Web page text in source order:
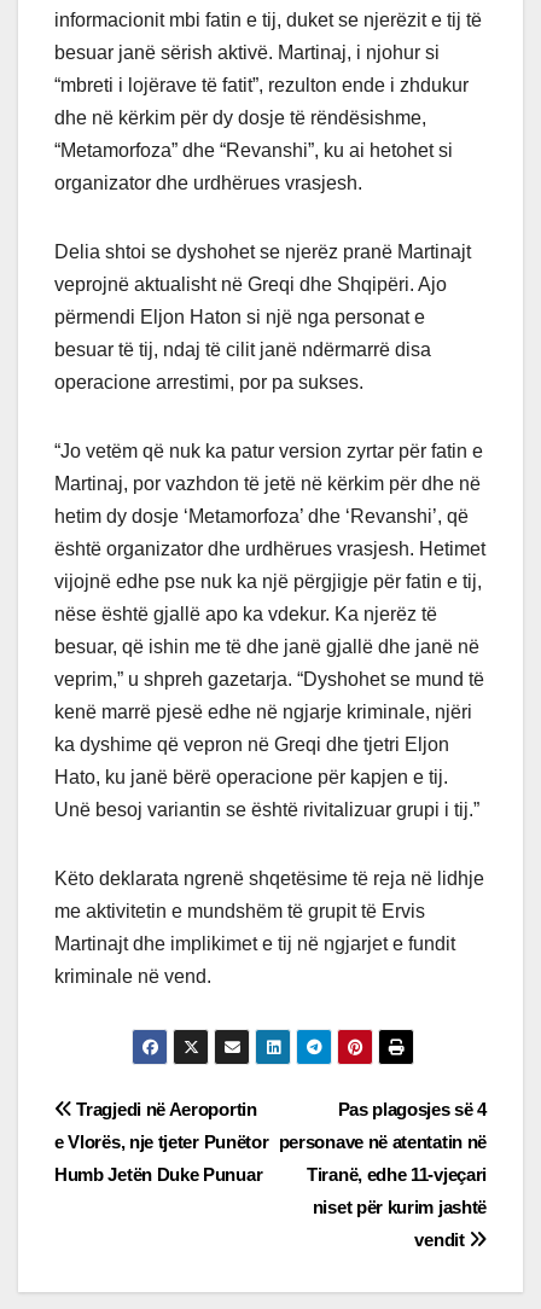
informacionit mbi fatin e tij, duket se njerëzit e tij të
besuar janë sërish aktivë. Martinaj, i njohur si
“mbreti i lojërave të fatit”, rezulton ende i zhdukur
dhe në kërkim për dy dosje të rëndësishme,
“Metamorfoza” dhe “Revanshi”, ku ai hetohet si
organizator dhe urdhërues vrasjesh.
Delia shtoi se dyshohet se njerëz pranë Martinajt
veprojnë aktualisht në Greqi dhe Shqipëri. Ajo
përmendi Eljon Haton si një nga personat e
besuar të tij, ndaj të cilit janë ndërmarrë disa
operacione arrestimi, por pa sukses.
“Jo vetëm që nuk ka patur version zyrtar për fatin e
Martinaj, por vazhdon të jetë në kërkim për dhe në
hetim dy dosje ‘Metamorfoza’ dhe ‘Revanshi’, që
është organizator dhe urdhërues vrasjesh. Hetimet
vijojnë edhe pse nuk ka një përgjigje për fatin e tij,
nëse është gjallë apo ka vdekur. Ka njerëz të
besuar, që ishin me të dhe janë gjallë dhe janë në
veprim,” u shpreh gazetarja. “Dyshohet se mund të
kenë marrë pjesë edhe në ngjarje kriminale, njëri
ka dyshime që vepron në Greqi dhe tjetri Eljon
Hato, ku janë bërë operacione për kapjen e tij.
Unë besoj variantin se është rivitalizuar grupi i tij.”
Këto deklarata ngrenë shqetësime të reja në lidhje
me aktivitetin e mundshëm të grupit të Ervis
Martinajt dhe implikimet e tij në ngjarjet e fundit
kriminale në vend.
Post
navigation
Pas plagosjes së 4
personave në atentatin në
Tiranë, edhe 11-vjeçari
niset për kurim jashtë
vendit
Tragjedi në Aeroportin
e Vlorës, nje tjeter Punëtor
Humb Jetën Duke Punuar